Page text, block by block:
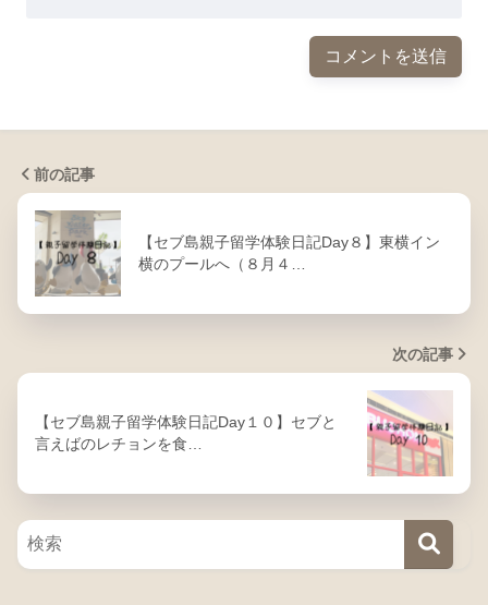
前の記事
【セブ島親子留学体験日記Day８】東横イン
横のプールへ（８月４…
次の記事
【セブ島親子留学体験日記Day１０】セブと
言えばのレチョンを食…